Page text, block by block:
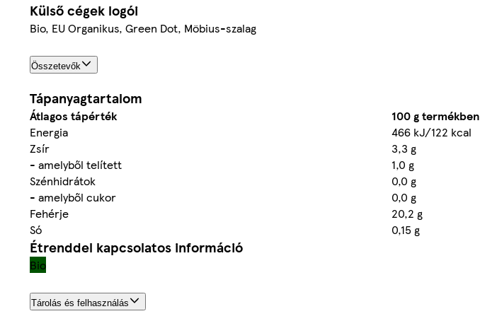
Külső cégek logói
Bio, EU Organikus, Green Dot, Möbius-szalag
Összetevők
Tápanyagtartalom
Átlagos tápérték
100 g termékben
Energia
466 kJ/122 kcal
Zsír
3,3 g
- amelyből telített
1,0 g
Szénhidrátok
0,0 g
- amelyből cukor
0,0 g
Fehérje
20,2 g
Só
0,15 g
Étrenddel kapcsolatos információ
Bio
Tárolás és felhasználás